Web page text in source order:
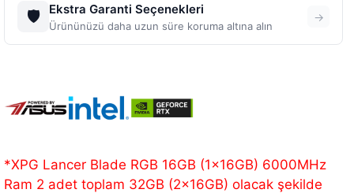
🛡️ Ekstra Garanti Seçenekleri
Ürününüzü daha uzun süre koruma altına alın
→
*XPG Lancer Blade RGB 16GB (1x16GB) 6000MHz
Ram 2 adet toplam 32GB (2x16GB) olacak şekilde